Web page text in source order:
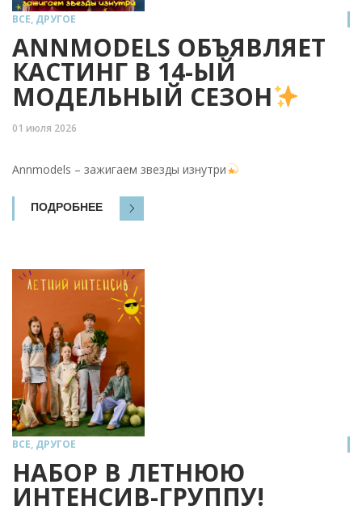
ВСЕ, ДРУГОЕ
ANNMODELS ОБЪЯВЛЯЕТ
КАСТИНГ В 14-ЫЙ
МОДЕЛЬНЫЙ СЕЗОН
01 июля 2026
Annmodels – зажигаем звезды изнутри
ПОДРОБНЕЕ
ВСЕ, ДРУГОЕ
НАБОР В ЛЕТНЮЮ
ИНТЕНСИВ-ГРУППУ!